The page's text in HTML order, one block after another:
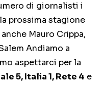
di giornalisti i
prossima stagione
Mauro Crippa,
Andiamo a
aspettarci per la
5, Italia 1, Rete 4 e